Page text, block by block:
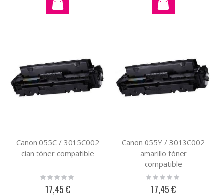
Canon 055C / 3015C002
cian tóner compatible
Rating:
17,45 €
Canon 055Y / 3013C002
amarillo tóner
compatible
Rating:
17,45 €